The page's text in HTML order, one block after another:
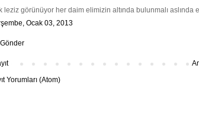
leziz görünüyor her daim elimizin altında bulunmalı aslında
Ocak 03, 2013
Yorumları (Atom)